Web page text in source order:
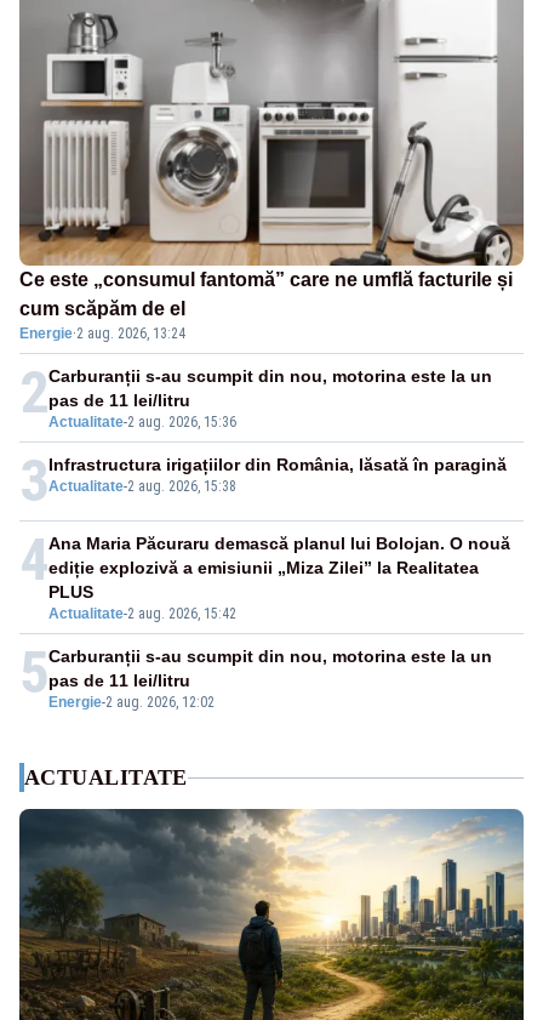
Ce este „consumul fantomă” care ne umflă facturile și
cum scăpăm de el
Energie·2 aug. 2026, 13:24
2Actualitate-2 aug. 2026, 15:36
Carburanții s-au scumpit din nou, motorina este la un
pas de 11 lei/litru
3Actualitate-2 aug. 2026, 15:38
Infrastructura irigațiilor din România, lăsată în paragină
4
Actualitate-2 aug. 2026, 15:42
Ana Maria Păcuraru demască planul lui Bolojan. O nouă
ediție explozivă a emisiunii „Miza Zilei” la Realitatea
PLUS
5 Energie-2 aug. 2026, 12:02
Carburanții s-au scumpit din nou, motorina este la un
pas de 11 lei/litru
ACTUALITATE